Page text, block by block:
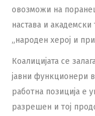
овозможи на
настава и
„народен херој и
Коалицијата се
јавни функционери
работна позиција е
разрешен и тој